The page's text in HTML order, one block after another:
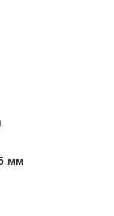
мм